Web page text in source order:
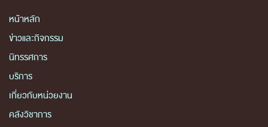
หน้าหลัก
ข่าวและกิจกรรม
นิทรรศการ
บริการ
เกี่ยวกับหน่วยงาน
คลังวิชาการ